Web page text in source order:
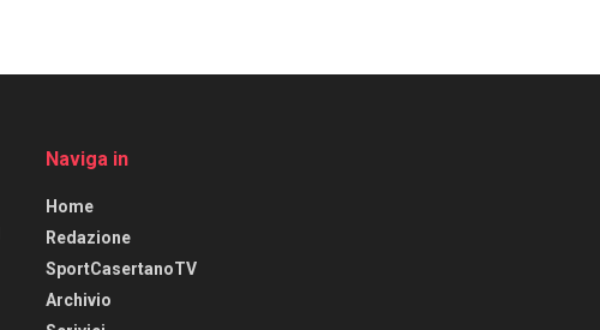
Naviga in
Home
Redazione
SportCasertanoTV
Archivio